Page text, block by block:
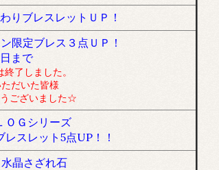
りブレスレットＵＰ！
限定ブレス３点ＵＰ！
まで
了しました。
だいた皆様
ございました☆
ＯＧシリーズ
スレット5点UP！！
晶さざれ石